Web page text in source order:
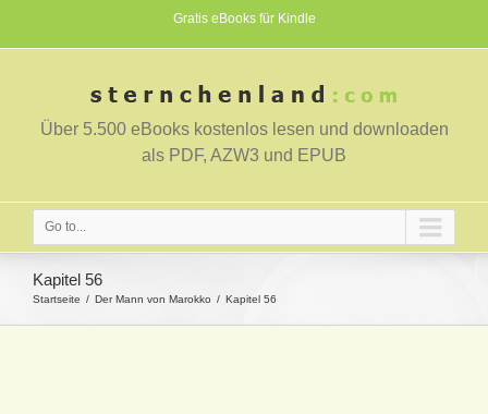
Gratis eBooks für Kindle
Über 5.500 eBooks kostenlos lesen und downloaden
als PDF, AZW3 und EPUB
Go to...
Kapitel 56
Startseite Der Mann von Marokko Kapitel 56